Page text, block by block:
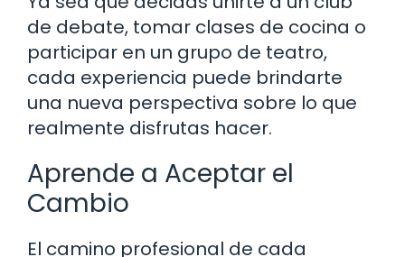
de debate, tomar clases de cocina o
participar en un grupo de teatro,
cada experiencia puede brindarte
una nueva perspectiva sobre lo que
realmente disfrutas hacer.
Aprende a Aceptar el
Cambio
El camino profesional de cada